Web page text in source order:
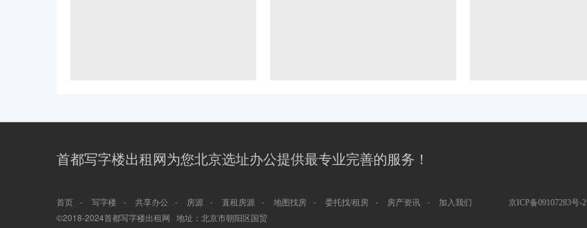
首都写字楼出租网为您北京选址办公提供最专业完善的服务！
首页 - 写字楼 - 共享办公 - 房源 - 直租房源 - 地图找房 - 委托找/租房 - 房产资讯 - 加入我们 京ICP备09107283号-2
©2018-2024首都写字楼出租网 地址：北京市朝阳区国贸